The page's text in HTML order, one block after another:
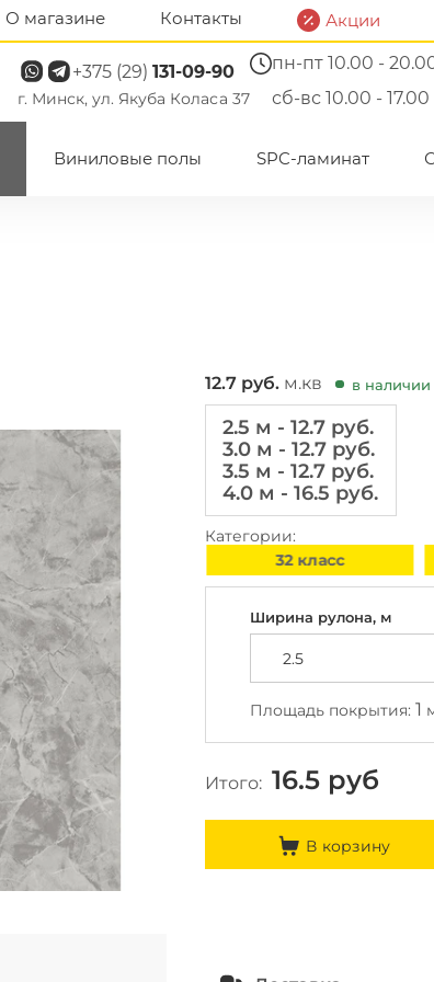
О магазине Контакты Акции
+375 (29)131-09-90
г. Минск, ул. Якуба Коласа 37
пн-пт 10.00 -
сб-вс 10.00 - 17.00
Виниловые полы SPC-ламинат
12.7 руб. м.кв в наличии
2.5 м - 12.7 руб.
3.0 м - 12.7 руб.
3.5 м - 12.7 руб.
4.0 м - 16.5 руб.
Категории:
Полукоммерческий 32 класс
Ширина рулона, м
Площадь покрытия:1
Итого: 16.5 руб
В корзину